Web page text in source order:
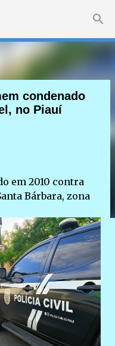
principal
condenado
no Piauí
em 2010 contra
Bárbara, zona